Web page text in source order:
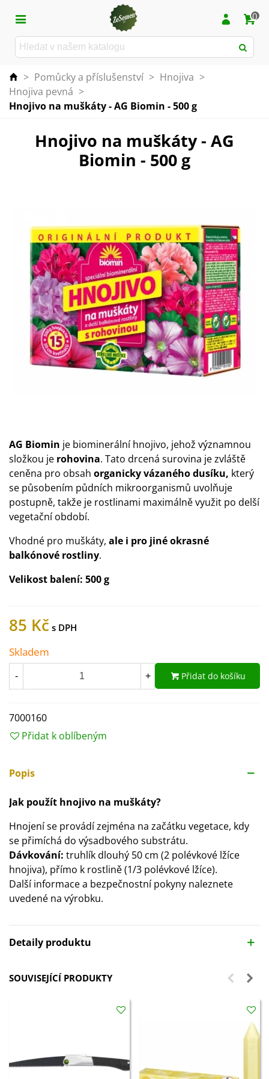
0
> Pomůcky a příslušenství > Hnojiva >
Hnojiva pevná >
Hnojivo na muškáty - AG Biomin - 500 g
Hnojivo na muškáty - AG
Biomin - 500 g
AG Biomin je biominerální hnojivo, jehož významnou
složkou je rohovina. Tato drcená surovina je zvláště
ceněna pro obsah organicky vázaného dusíku, který
se působením půdních mikroorganismů uvolňuje
postupně, takže je rostlinami maximálně využit po delší
vegetační období.
Vhodné pro muškáty, ale i pro jiné okrasné
balkónové rostliny.
Velikost balení: 500 g
85 Kč
Skladem
- + Přidat do košíku
7000160
Přidat k oblíbeným
Popis
Jak použít hnojivo na muškáty?
Hnojení se provádí zejména na začátku vegetace, kdy
se přimíchá do výsadbového substrátu.
Dávkování: truhlík dlouhý 50 cm (2 polévkové lžíce
hnojiva), přímo k rostlině (1/3 polévkové lžíce).
Další informace a bezpečnostní pokyny naleznete
uvedené na výrobku.
Detaily produktu
SOUVISEJÍCÍ PRODUKTY